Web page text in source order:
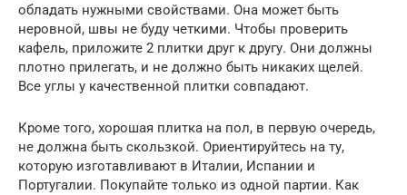
обладать нужными свойствами. Она может быть
неровной, швы не буду четкими. Чтобы проверить
кафель, приложите 2 плитки друг к другу. Они должны
плотно прилегать, и не должно быть никаких щелей.
Все углы у качественной плитки совпадают.
Кроме того, хорошая плитка на пол, в первую очередь,
не должна быть скользкой. Ориентируйтесь на ту,
которую изготавливают в Италии, Испании и
Португалии. Покупайте только из одной партии. Как